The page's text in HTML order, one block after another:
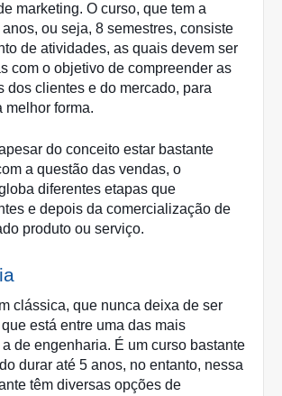
marketing. O curso, que tem a
ou seja, 8 semestres, consiste
de atividades, as quais devem ser
com o objetivo de compreender as
dos clientes e do mercado, para
melhor forma.
do conceito estar bastante
a questão das vendas, o
diferentes etapas que
e depois da comercialização de
produto ou serviço.
clássica, que nunca deixa de ser
está entre uma das mais
de engenharia. É um curso bastante
durar até 5 anos, no entanto, nessa
têm diversas opções de